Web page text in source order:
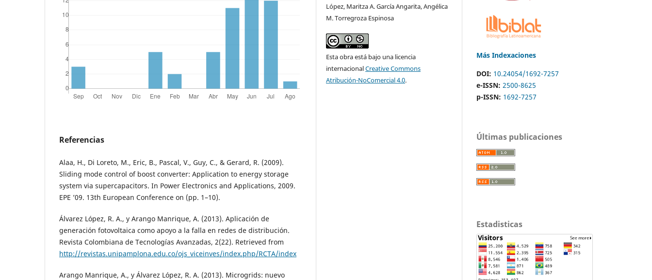
Referencias
Alaa, H., Di Loreto, M., Eric, B., Pascal, V., Guy, C., & Gerard, R. (2009).
Sliding mode control of boost converter: Application to energy storage
system via supercapacitors. In Power Electronics and Applications, 2009.
EPE ’09. 13th European Conference on (pp. 1–10).
Álvarez López, R. A., y Arango Manrique, A. (2013). Aplicación de
generación fotovoltaica como apoyo a la falla en redes de distribución.
Revista Colombiana de Tecnologías Avanzadas, 2(22). Retrieved from
http://revistas.unipamplona.edu.co/ojs_viceinves/index.php/RCTA/index
Arango Manrique, A., y Álvarez López, R. A. (2013). Microgrids: nuevo
López, Maritza A. García Angarita, Angélica
M. Torregroza Espinosa
Esta obra está bajo una licencia
internacionalCreative Commons
Atribución-NoComercial 4.0.
Más Indexaciones
DOI: 10.24054/1692-7257
e-ISSN: 2500-8625
p-ISSN: 1692-7257
Últimas publicaciones
Estadisticas